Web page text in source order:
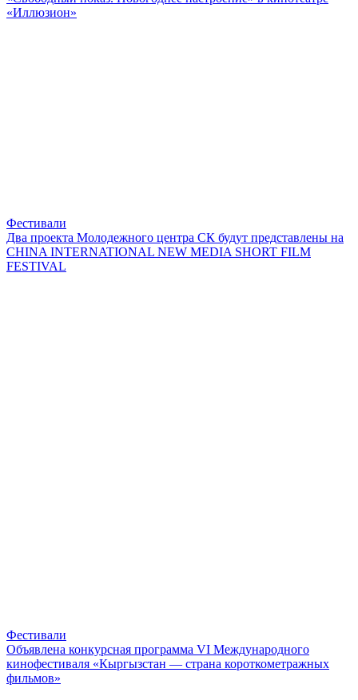
«Иллюзион»
Фестивали
Два проекта Молодежного центра СК будут представлены на
CHINA INTERNATIONAL NEW MEDIA SHORT FILM
FESTIVAL
Фестивали
Объявлена конкурсная программа VI Международного
кинофестиваля «Кыргызстан — страна короткометражных
фильмов»